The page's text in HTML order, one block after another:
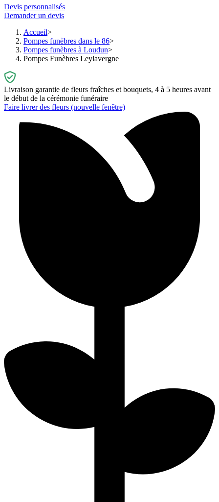
Devis personnalisés
Demander un devis
Accueil
Pompes funèbres dans le 86
Pompes funèbres à Loudun
Pompes Funèbres Leylavergne
Livraison garantie de fleurs fraîches et bouquets, 4 à 5 heures avant
le début de la cérémonie funéraire
Faire livrer des fleurs (nouvelle fenêtre)